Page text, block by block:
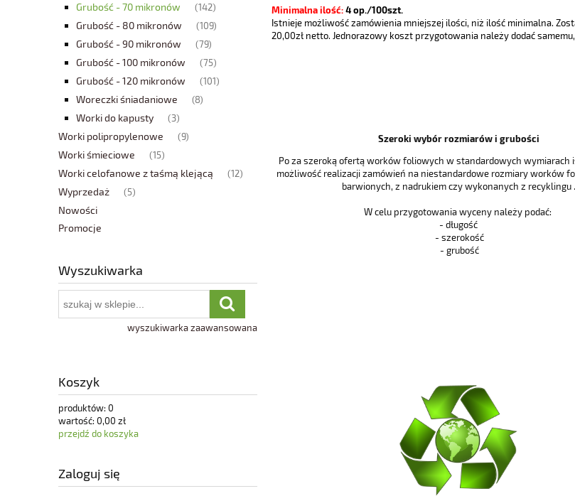
Grubość - 70 mikronów (142)
Grubość - 80 mikronów (109)
Grubość - 90 mikronów (79)
Grubość - 100 mikronów (75)
Grubość - 120 mikronów (101)
Woreczki śniadaniowe (8)
Worki do kapusty (3)
Worki polipropylenowe (9)
Worki śmieciowe (15)
Worki celofanowe z taśmą klejącą (12)
Wyprzedaż (5)
Nowości
Promocje
Wyszukiwarka
wyszukiwarka zaawansowana
Koszyk
produktów: 0
wartość: 0,00 zł
przejdź do koszyka
Zaloguj się
Minimalna ilość: 4 op./100szt.
Istnieje możliwość zamówienia mniejszej ilości, niż ilość minimalna.
20,00zł netto. Jednorazowy koszt przygotowania należy dodać
Szeroki wybór rozmiarów i grubości
Po za szeroką ofertą worków foliowych w standardowych wymiarach
możliwość realizacji zamówień na niestandardowe rozmiary worków
barwionych, z nadrukiem czy wykonanych z recyklingu .
W celu przygotowania wyceny należy podać:
- długość
- szerokość
- grubość